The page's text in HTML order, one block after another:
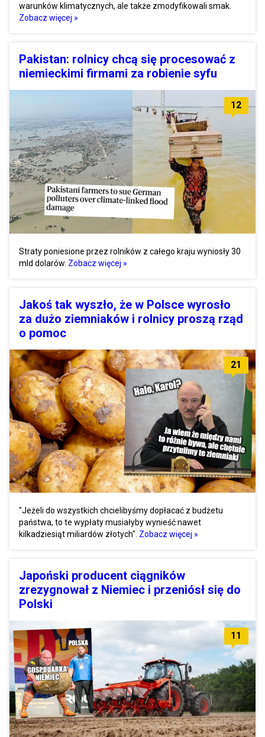
warunków klimatycznych, ale także zmodyfikowali smak.
Zobacz więcej »
Pakistan: rolnicy chcą się procesować z
niemieckimi firmami za robienie syfu
12
Straty poniesione przez rolników z całego kraju wyniosły 30
mld dolarów. Zobacz więcej »
Jakoś tak wyszło, że w Polsce wyrosło
za dużo ziemniaków i rolnicy proszą rząd
o pomoc
21
"Jeżeli do wszystkich chcielibyśmy dopłacać z budżetu
państwa, to te wypłaty musiałyby wynieść nawet
kilkadziesiąt miliardów złotych". Zobacz więcej »
Japoński producent ciągników
zrezygnował z Niemiec i przeniósł się do
Polski
11